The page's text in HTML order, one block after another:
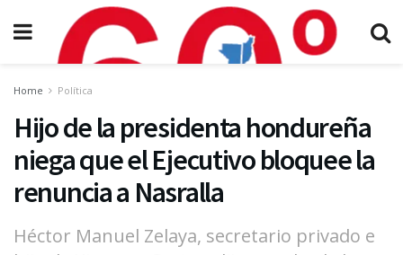
Home Política
Hijo de la presidenta hondureña
niega que el Ejecutivo bloquee la
renuncia a Nasralla
Héctor Manuel Zelaya, secretario privado e